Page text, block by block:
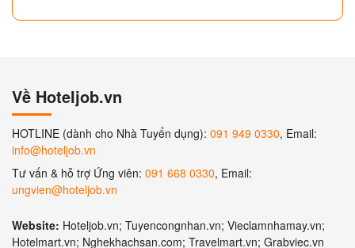
Về Hoteljob.vn
HOTLINE (dành cho Nhà Tuyển dụng): 091 949 0330, Email:
info@hoteljob.vn
Tư vấn & hỗ trợ Ứng viên: 091 668 0330, Email:
ungvien@hoteljob.vn
Website: Hoteljob.vn; Tuyencongnhan.vn; Vieclamnhamay.vn;
Hotelmart.vn; Nghekhachsan.com; Travelmart.vn; Grabviec.vn